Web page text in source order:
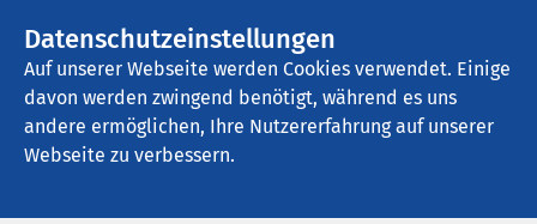
Datenschutzeinstellungen
Auf unserer Webseite werden Cookies verwendet. Einige
davon werden zwingend benötigt, während es uns
andere ermöglichen, Ihre Nutzererfahrung auf unserer
Webseite zu verbessern.
AMEOS Klinikum St. Clemens Oberhausen